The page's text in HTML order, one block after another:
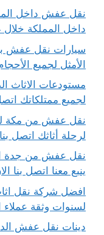
نقل عفش داخل
داخل المملكة خلال 24 ساعة – أين ما كنت نوصلك
الأمثل لجميع
لجميع ممتلكاتك
لرحلة أثاثك اتصل
ينبع معنا اتصل بنا
لسنوات وثقة عملاء